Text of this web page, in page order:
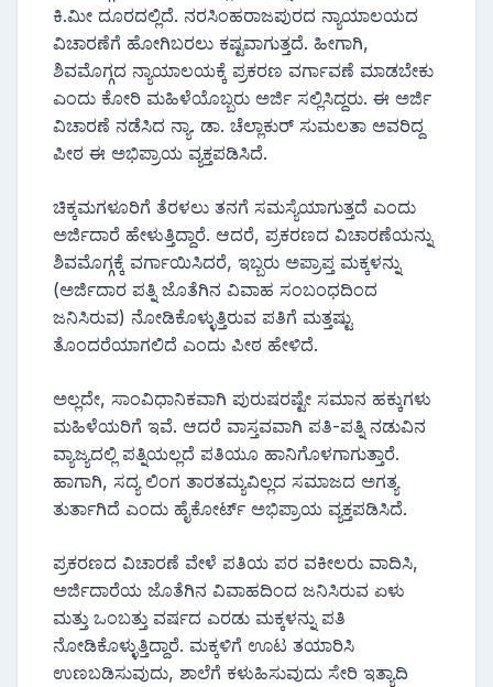
ಕಿ.ಮೀ ದೂರದಲ್ಲಿದೆ. ನರಸಿಂಹರಾಜಪುರದ ನ್ಯಾಯಾಲಯದ
ವಿಚಾರಣೆಗೆ ಹೋಗಿಬರಲು ಕಷ್ಟವಾಗುತ್ತದೆ. ಹೀಗಾಗಿ,
ಶಿವಮೊಗ್ಗದ ನ್ಯಾಯಾಲಯಕ್ಕೆ ಪ್ರಕರಣ ವರ್ಗಾವಣೆ ಮಾಡಬೇಕು
ಎಂದು ಕೋರಿ ಮಹಿಳೆಯೊಬ್ಬರು ಅರ್ಜಿ ಸಲ್ಲಿಸಿದ್ದರು. ಈ ಅರ್ಜಿ
ವಿಚಾರಣೆ ನಡೆಸಿದ ನ್ಯಾ. ಡಾ. ಚೆಲ್ಲಾಕುರ್ ಸುಮಲತಾ ಅವರಿದ್ದ
ಪೀಠ ಈ ಅಭಿಪ್ರಾಯ ವ್ಯಕ್ತಪಡಿಸಿದೆ.
ಚಿಕ್ಕಮಗಳೂರಿಗೆ ತೆರಳಲು ತನಗೆ ಸಮಸ್ಯೆಯಾಗುತ್ತದೆ ಎಂದು
ಅರ್ಜಿದಾರೆ ಹೇಳುತ್ತಿದ್ದಾರೆ. ಆದರೆ, ಪ್ರಕರಣದ ವಿಚಾರಣೆಯನ್ನು
ಶಿವಮೊಗ್ಗಕ್ಕೆ ವರ್ಗಾಯಿಸಿದರೆ, ಇಬ್ಬರು ಅಪ್ರಾಪ್ತ ಮಕ್ಕಳನ್ನು
(ಅರ್ಜಿದಾರ ಪತ್ನಿ ಜೊತೆಗಿನ ವಿವಾಹ ಸಂಬಂಧದಿಂದ
ಜನಿಸಿರುವ) ನೋಡಿಕೊಳ್ಳುತ್ತಿರುವ ಪತಿಗೆ ಮತ್ತಷ್ಟು
ತೊಂದರೆಯಾಗಲಿದೆ ಎಂದು ಪೀಠ ಹೇಳಿದೆ.
ಅಲ್ಲದೇ, ಸಾಂವಿಧಾನಿಕವಾಗಿ ಪುರುಷರಷ್ಟೇ ಸಮಾನ ಹಕ್ಕುಗಳು
ಮಹಿಳೆಯರಿಗೆ ಇವೆ. ಆದರೆ ವಾಸ್ತವವಾಗಿ ಪತಿ-ಪತ್ನಿ ನಡುವಿನ
ವ್ಯಾಜ್ಯದಲ್ಲಿ ಪತ್ನಿಯಲ್ಲದೆ ಪತಿಯೂ ಹಾನಿಗೊಳಗಾಗುತ್ತಾರೆ.
ಹಾಗಾಗಿ, ಸದ್ಯ ಲಿಂಗ ತಾರತಮ್ಯವಿಲ್ಲದ ಸಮಾಜದ ಅಗತ್ಯ
ತುರ್ತಾಗಿದೆ ಎಂದು ಹೈಕೋರ್ಟ್ ಅಭಿಪ್ರಾಯ ವ್ಯಕ್ತಪಡಿಸಿದೆ.
ಪ್ರಕರಣದ ವಿಚಾರಣೆ ವೇಳೆ ಪತಿಯ ಪರ ವಕೀಲರು ವಾದಿಸಿ,
ಅರ್ಜಿದಾರೆಯ ಜೊತೆಗಿನ ವಿವಾಹದಿಂದ ಜನಿಸಿರುವ ಏಳು
ಮತ್ತು ಒಂಬತ್ತು ವರ್ಷದ ಎರಡು ಮಕ್ಕಳನ್ನು ಪತಿ
ನೋಡಿಕೊಳ್ಳುತ್ತಿದ್ದಾರೆ. ಮಕ್ಕಳಿಗೆ ಊಟ ತಯಾರಿಸಿ
ಉಣಬಡಿಸುವುದು, ಶಾಲೆಗೆ ಕಳುಹಿಸುವುದು ಸೇರಿ ಇತ್ಯಾದಿ